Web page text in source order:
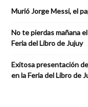
Murió Jorge Messi, el
No te pierdas mañana
Feria del Libro de Jujuy
Exitosa presentación
en la Feria del Libro de